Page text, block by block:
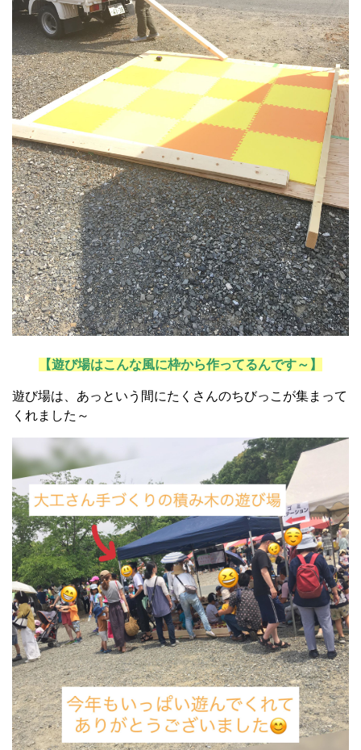
【遊び場はこんな風に枠から作ってるんです～】
遊び場は、あっという間にたくさんのちびっこが集まって
くれました～